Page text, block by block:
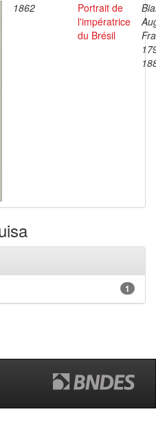
1862
Portrait de
l'impératrice
du Brésil
1